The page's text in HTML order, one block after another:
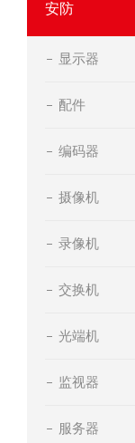
安防
显示器
配件
编码器
摄像机
录像机
交换机
光端机
监视器
服务器